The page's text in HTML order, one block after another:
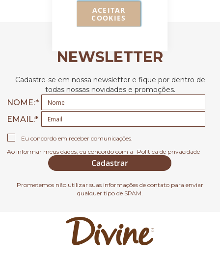
ACEITAR
COOKIES
NEWSLETTER
Cadastre-se em nossa newsletter e fique por dentro de
todas nossas novidades e promoções.
NOME:
EMAIL
Eu concordo em receber comunicações.
Ao informar meus dados, eu concordo com a
Política de privacidade
Cadastrar
Prometemos não utilizar suas informações de contato para enviar
qualquer tipo de SPAM.